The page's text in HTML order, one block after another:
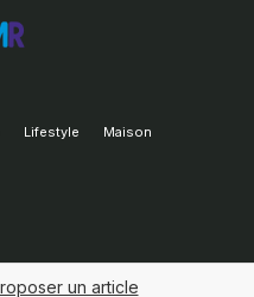
Lifestyle Maison
un article